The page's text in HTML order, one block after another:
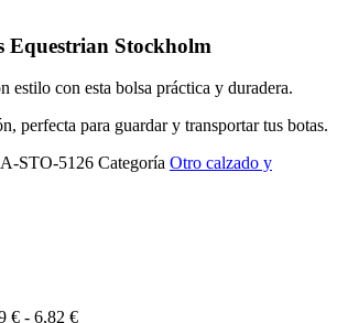
Equestrian Stockholm
estilo con esta bolsa práctica y duradera.
perfecta para guardar y transportar tus botas.
STO-5126 Categoría Otro calzado y
€ - 6,82 €